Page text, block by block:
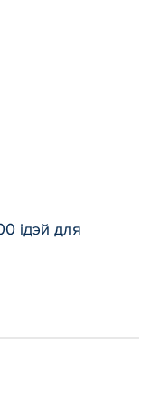
ідэй для